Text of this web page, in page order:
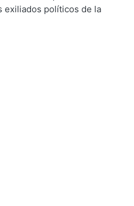
exiliados políticos de la